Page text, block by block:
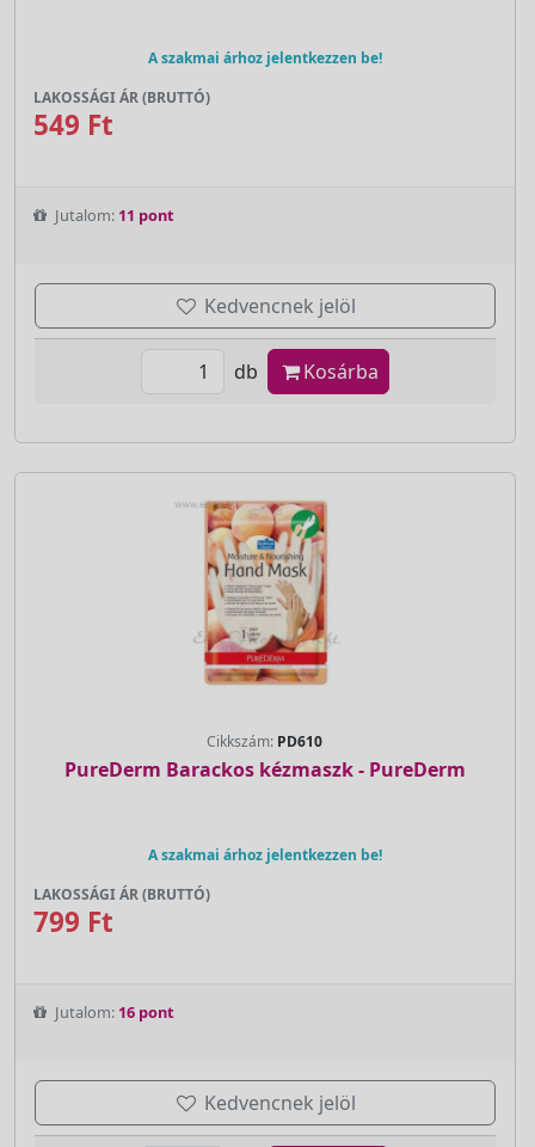
A szakmai árhoz jelentkezzen be!
LAKOSSÁGI ÁR (BRUTTÓ)
549 Ft
Jutalom: 11 pont
Kedvencnek jelöl
db Kosárba
Cikkszám: PD610
PureDerm Barackos kézmaszk - PureDerm
A szakmai árhoz jelentkezzen be!
LAKOSSÁGI ÁR (BRUTTÓ)
799 Ft
Jutalom: 16 pont
Kedvencnek jelöl